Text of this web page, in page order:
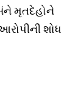
મૃતદેહોને
શોધ